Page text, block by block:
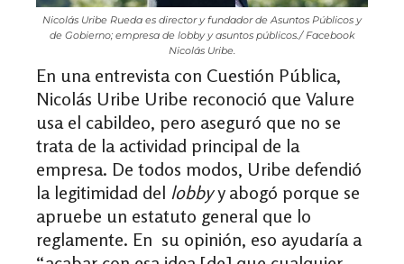
Nicolás Uribe Rueda es director y fundador de Asuntos Públicos y
de Gobierno; empresa de lobby y asuntos públicos./ Facebook
Nicolás Uribe.
En una entrevista con Cuestión Pública,
Nicolás Uribe Uribe reconoció que Valure
usa el cabildeo, pero aseguró que no se
trata de la actividad principal de la
empresa. De todos modos, Uribe defendió
la legitimidad del lobby y abogó porque se
apruebe un estatuto general que lo
reglamente. En su opinión, eso ayudaría a